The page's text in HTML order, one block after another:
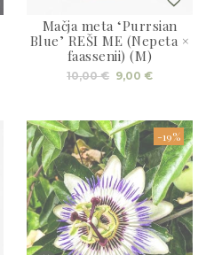
Mačja meta ‘Purrsian
Blue’ REŠI ME (Nepeta ×
faassenii) (M)
10,00€ Izvirna
cena
10,00 €.
9,00 €Trenutna
-19%